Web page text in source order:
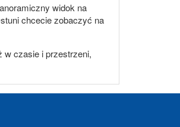
widok na
chcecie zobaczyć na
w czasie i przestrzeni,